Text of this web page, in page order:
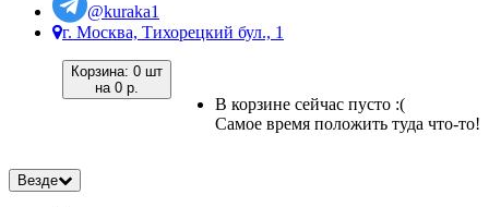
@kuraka1
г. Москва, Тихорецкий бул., 1
Корзина: 0 шт
на 0 р.
В корзине сейчас пусто :(
Самое время положить туда что-то!
Везде